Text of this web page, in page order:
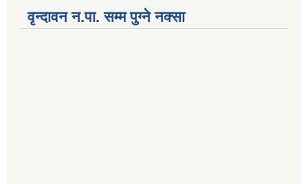
वृन्दावन न.पा. सम्म पुग्ने नक्सा